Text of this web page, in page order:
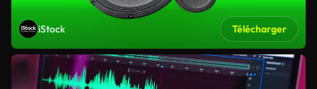
iStock Télécharger